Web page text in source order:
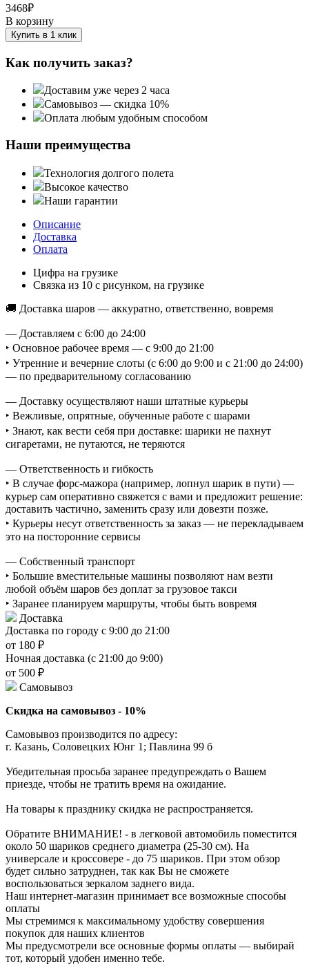
3468₽
В корзину
Купить в 1 клик
Как получить заказ?
Доставим уже через 2 часа
Самовывоз — скидка 10%
Оплата любым удобным способом
Наши преимущества
Технология долгого полета
Высокое качество
Наши гарантии
Описание
Доставка
Оплата
Цифра на грузике
Связка из 10 с рисунком, на грузике
🚚 Доставка шаров — аккуратно, ответственно, вовремя
— Доставляем с 6:00 до 24:00
‣ Основное рабочее время — с 9:00 до 21:00
‣ Утренние и вечерние слоты (с 6:00 до 9:00 и с 21:00 до 24:00)
— по предварительному согласованию
— Доставку осуществляют наши штатные курьеры
‣ Вежливые, опрятные, обученные работе с шарами
‣ Знают, как вести себя при доставке: шарики не пахнут
сигаретами, не путаются, не теряются
— Ответственность и гибкость
‣ В случае форс-мажора (например, лопнул шарик в пути) —
курьер сам оперативно свяжется с вами и предложит решение:
доставить частично, заменить сразу или довезти позже.
‣ Курьеры несут ответственность за заказ — не перекладываем
это на посторонние сервисы
— Собственный транспорт
‣ Большие вместительные машины позволяют нам везти
любой объём шаров без доплат за грузовое такси
‣ Заранее планируем маршруты, чтобы быть вовремя
Доставка
Доставка по городу с 9:00 до 21:00
от 180 ₽
Ночная доставка (с 21:00 до 9:00)
от 500 ₽
Самовывоз
Скидка на самовывоз - 10%
Самовывоз производится по адресу:
г. Казань, Соловецких Юнг 1; Павлина 99 б
Убедительная просьба заранее предупреждать о Вашем
приезде, чтобы не тратить время на ожидание.
На товары к празднику скидка не распространяется.
Обратите ВНИМАНИЕ! - в легковой автомобиль поместится
около 50 шариков среднего диаметра (25-30 см). На
универсале и кроссовере - до 75 шариков. При этом обзор
будет сильно затруднен, так как Вы не сможете
воспользоваться зеркалом заднего вида.
Наш интернет-магазин принимает все возможные способы
оплаты
Мы стремимся к максимальному удобству совершения
покупок для наших клиентов
Мы предусмотрели все основные формы оплаты — выбирай
тот, который удобен именно тебе.